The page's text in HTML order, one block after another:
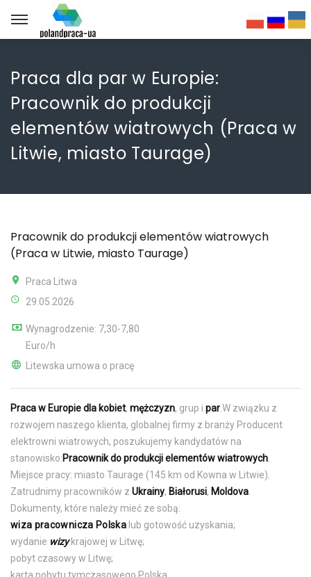
Praca dla par w Europie:
Pracownik do produkcji
elementów wiatrowych (Praca w
Litwie, miasto Taurage)
Pracownik do produkcji elementów wiatrowych
(Praca w Litwie, miasto Taurage)
Praca Litwa
29.05.2026
Wynagrodzenie: 7,30-7,80
Euro/h
Litewska umowa o pracę
Praca w Europie dla kobiet, mężczyzn, grup i par.W związku z
rozwojem naszego klienta, globalnej firmy z branży Producent
elektrowni wiatrowych, poszukujemy kandydatów na
stanowisko:Pracownik do produkcji elementów wiatrowych
Miejsce pracy: miasto Taurage (145 km od Kowna w Litwie).
Zatrudnimy pracowników z Ukrainy, Białorusi, Moldova
Dokumenty, które należy mieć ze sobą:
wiza pracownicza Polska lub gotowość uzyskania;
wydanie wizykrajowej w Litwę;
pobyt czasowy w Litwę;